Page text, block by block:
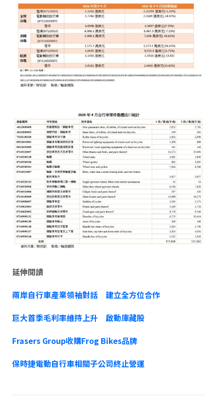
延伸閱讀
兩岸自行車產業領袖對話 建立全方位合作
巨大首季毛利率維持上升 啟動庫藏股
Frasers Group收購Frog Bikes品牌
保時捷電動自行車相關子公司終止營運